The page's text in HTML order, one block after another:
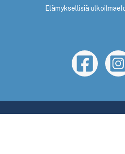
Elämyksellisiä